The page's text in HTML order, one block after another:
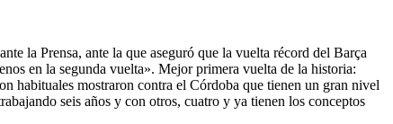
la Prensa, ante la que aseguró que la vuelta récord del Barça
en la segunda vuelta». Mejor primera vuelta de la historia:
habituales mostraron contra el Córdoba que tienen un gran nivel
seis años y con otros, cuatro y ya tienen los conceptos